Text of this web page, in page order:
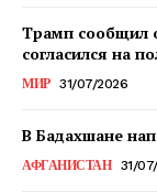
Трамп сообщил
согласился на
МИР 31/07/2026
В Бадахшане
АФГАНИСТАН 31/